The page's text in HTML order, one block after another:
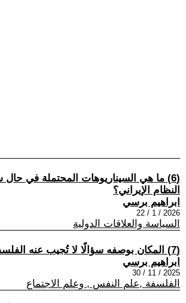
(6) ما هي السيناريوهات المحتملة في
النظام الإيراني؟
ابراهيم برسي
2026 / 1 / 22
السياسة والعلاقات الدولية
(7) المكان بوصفه سؤالًا لا تُجيب عنه الفلسفة
ابراهيم برسي
2025 / 11 / 30
الفلسفة ,علم النفس , وعلم الاجتماع